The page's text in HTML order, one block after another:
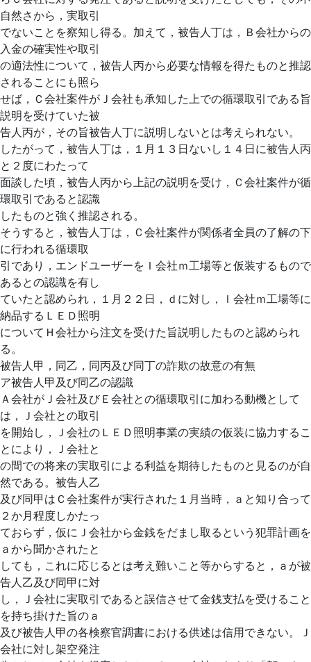
自然さから，実取引
でないことを察知し得る。加えて，被告人丁は，Ｂ会社からの
入金の確実性や取引
の適法性について，被告人丙から必要な情報を得たものと推認
されることにも照ら
せば，Ｃ会社案件がＪ会社も承知した上での循環取引である旨
説明を受けていた被
告人丙が，その旨被告人丁に説明しないとは考えられない。
したがって，被告人丁は，１月１３日ないし１４日に被告人丙
と２度にわたって
面談した頃，被告人丙から上記の説明を受け，Ｃ会社案件が循
環取引であると認識
したものと強く推認される。
そうすると，被告人丁は，Ｃ会社案件が関係者全員の了解の下
に行われる循環取
引であり，エンドユーザーをＩ会社ｍ工場等と仮装するもので
あるとの認識を有し
ていたと認められ，１月２２日，ｄに対し，Ｉ会社ｍ工場等に
納品するＬＥＤ照明
についてＨ会社から注文を受けた旨説明したものと認められ
る。
被告人甲，同乙，同丙及び同丁の詐欺の故意の有無
ア被告人甲及び同乙の認識
Ａ会社がＪ会社及びＥ会社との循環取引に加わる動機として
は，Ｊ会社との取引
を開始し，Ｊ会社のＬＥＤ照明事業の実績の仮装に協力するこ
とにより，Ｊ会社と
の間での将来の実取引による利益を期待したものと見るのが自
然である。被告人乙
及び同甲はＣ会社案件が実行された１月当時，ａと知り合って
２か月程度しかたっ
ておらず，仮にＪ会社から金銭をだまし取るという犯罪計画を
ａから聞かされたと
しても，これに応じるとは考え難いこと等からすると，ａが被
告人乙及び同甲に対
し，Ｊ会社に実取引であると誤信させて金銭支払を受けること
を持ち掛けた旨のａ
及び被告人甲の各検察官調書における供述は信用できない。Ｊ
会社に対し架空発注